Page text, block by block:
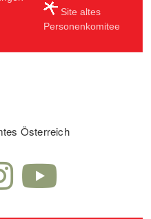
Site altes
Personenkomitee
Österreich